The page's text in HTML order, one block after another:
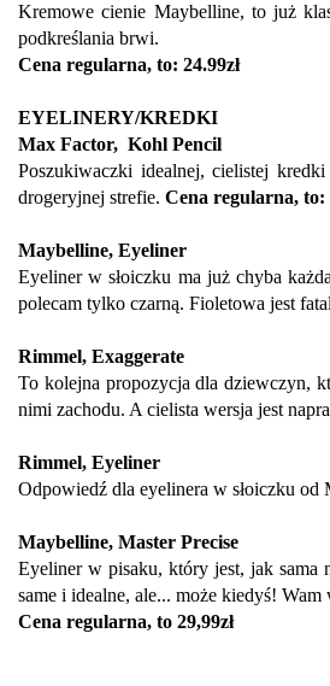
Kremowe cienie Maybelline, to już
podkreślania brwi.
Cena regularna, to: 24.99zł
EYELINERY/KREDKI
Max Factor, Kohl Pencil
Poszukiwaczki idealnej, cielistej
drogeryjnej strefie. Cena regularna, to:
Maybelline, Eyeliner
Eyeliner w słoiczku ma już chyba
polecam tylko czarną. Fioletowa jest
Rimmel, Exaggerate
To kolejna propozycja dla dziewczyn,
nimi zachodu. A cielista wersja jest
Rimmel, Eyeliner
Odpowiedź dla eyelinera w słoiczku
Maybelline, Master Precise
Eyeliner w pisaku, który jest, jak sama
same i idealne, ale... może kiedyś! Wam
Cena regularna, to 29,99zł